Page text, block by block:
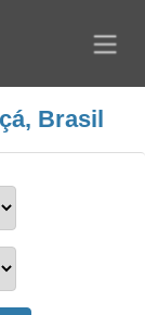
Brasil